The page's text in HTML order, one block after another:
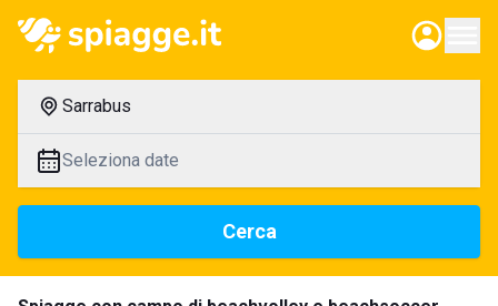
Sarrabus
Seleziona date
Cerca